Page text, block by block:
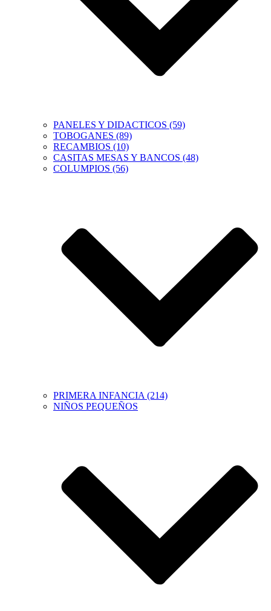
PANELES Y DIDACTICOS (59)
TOBOGANES (89)
RECAMBIOS (10)
CASITAS MESAS Y BANCOS (48)
COLUMPIOS (56)
PRIMERA INFANCIA (214)
NIÑOS PEQUEÑOS